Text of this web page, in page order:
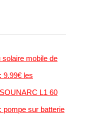
solaire mobile de
9.99€ les
L1 60
pompe sur batterie